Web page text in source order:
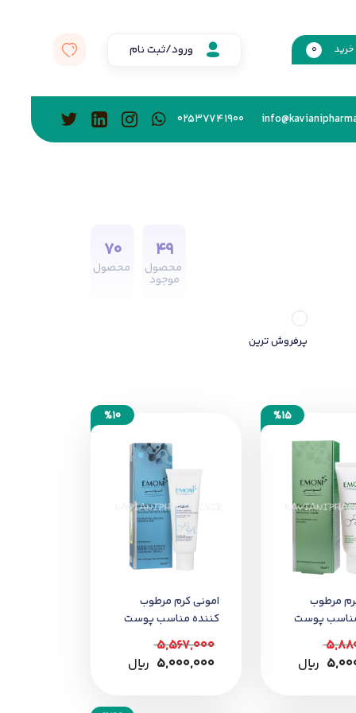
0 ورود/ثبت نام
02537741900
49
محصول
موجود
70
محصول
پرفروش ترین
%15
مرطوب
پوست
آکنه
﷼
%10
امونی کرم مرطوب
کننده مناسب پوست
خشک و دارای چروک
5,567,000
5,000,000 ﷼